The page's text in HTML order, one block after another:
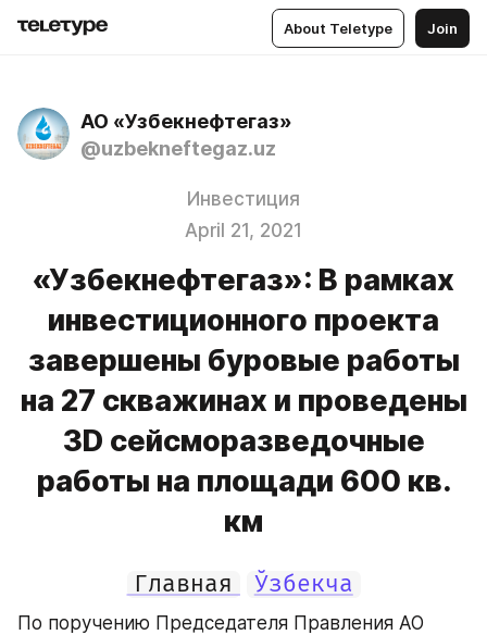
About Teletype Join
АО «Узбекнефтегаз»
@uzbekneftegaz.uz
Инвестиция
April 21, 2021
«Узбекнефтегаз»: В рамках
инвестиционного проекта
завершены буровые работы
на 27 скважинах и проведены
3D сейсморазведочные
работы на площади 600 кв.
км
Главная Ўзбекча
По поручению Председателя Правления АО